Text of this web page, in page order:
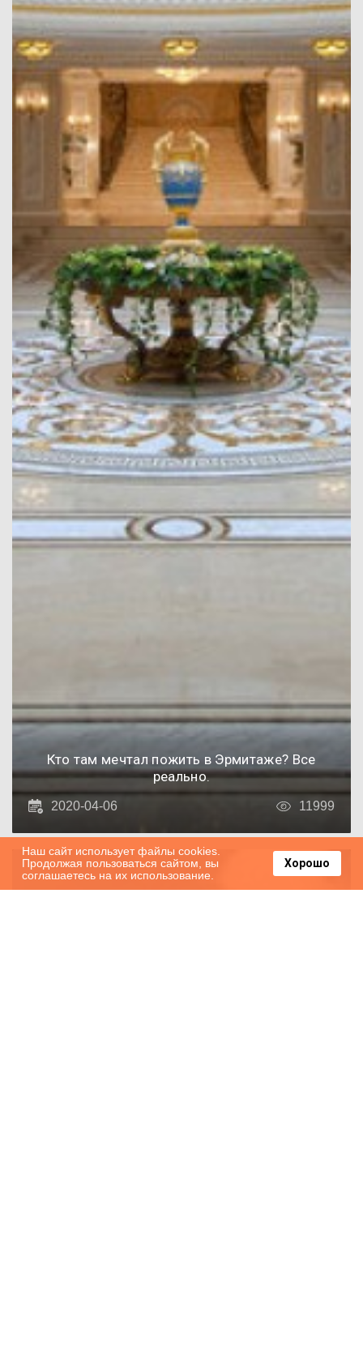
Кто там мечтал пожить в Эрмитаже? Все
реально.
2020-04-06 11999
Наш сайт использует файлы cookies.
Продолжая пользоваться сайтом, вы
соглашаетесь на их использование.
Хорошо